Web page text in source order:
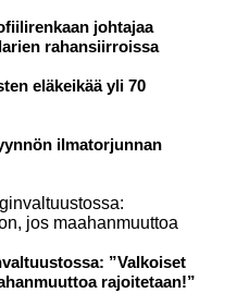
johtajaa
rahansiirroissa
eläkeikää yli 70
ilmatorjunnan
”Valkoiset
rajoitetaan!”